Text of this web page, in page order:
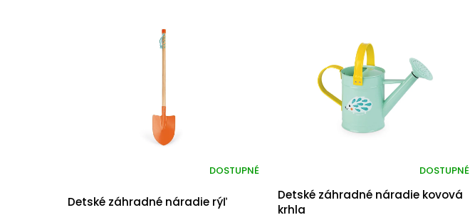
Detské záhradné náradie rýľ
DOSTUPNÉ
Detské záhradné náradie kovová
krhla
DOSTUPNÉ